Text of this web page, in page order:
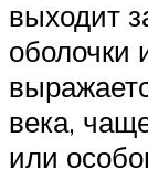
выходит
оболочки
века,
или